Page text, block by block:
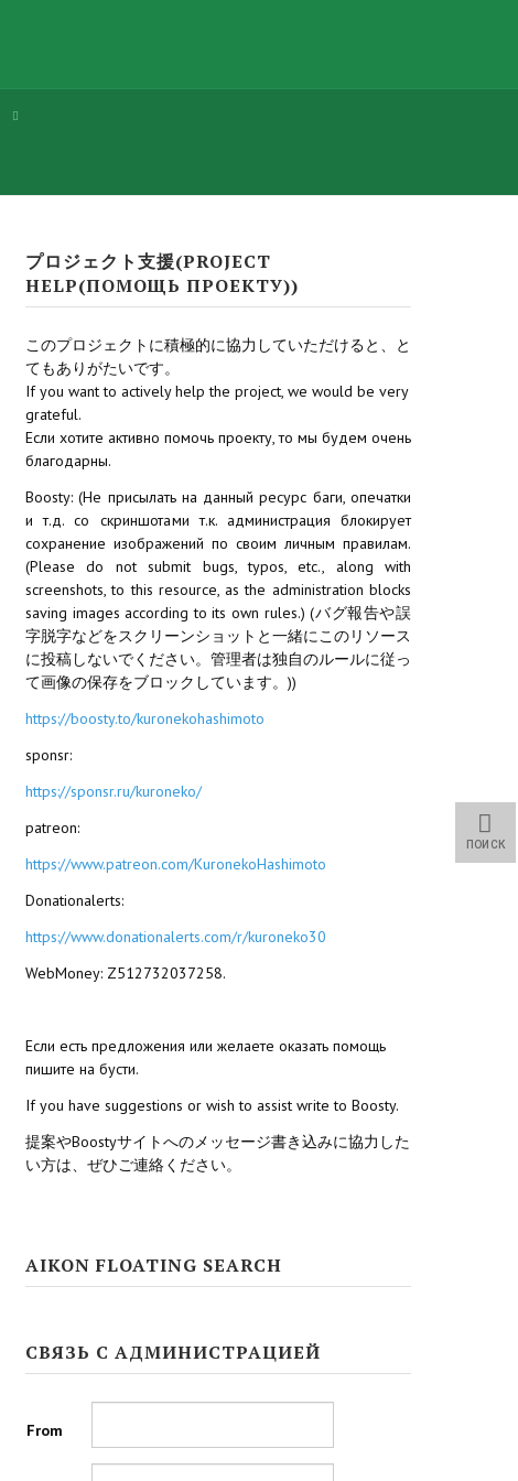
プロジェクト支援(PROJECT
HELP(ПОМОЩЬ ПРОЕКТУ))
このプロジェクトに積極的に協力していただけると、と
てもありがたいです。
If you want to actively help the project, we would be very
grateful.
Если хотите активно помочь проекту, то мы будем очень
благодарны.
Boosty: (Не присылать на данный ресурс баги, опечатки
и т.д. со скриншотами т.к. администрация блокирует
сохранение изображений по своим личным правилам.
(Please do not submit bugs, typos, etc., along with
screenshots, to this resource, as the administration blocks
saving images according to its own rules.) (バグ報告や誤
字脱字などをスクリーンショットと一緒にこのリソース
に投稿しないでください。管理者は独自のルールに従っ
て画像の保存をブロックしています。))
https://boosty.to/kuronekohashimoto
sponsr:
https://sponsr.ru/kuroneko/
patreon:
https://www.patreon.com/KuronekoHashimoto
Donationalerts:
https://www.donationalerts.com/r/kuroneko30
WebMoney: Z512732037258.
Если есть предложения или желаете оказать помощь
пишите на бусти.
If you have suggestions or wish to assist write to Boosty.
提案やBoostyサイトへのメッセージ書き込みに協力した
い方は、ぜひご連絡ください。
AIKON FLOATING SEARCH
ПОИСК
СВЯЗЬ С АДМИНИСТРАЦИЕЙ
From